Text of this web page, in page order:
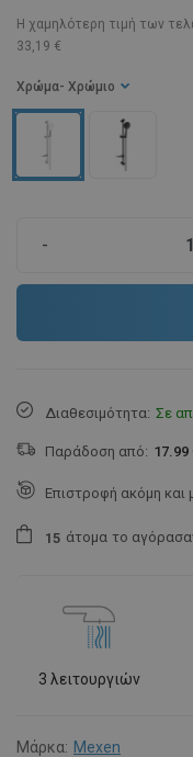
Η χαμηλότερη τιμή των
33,19 €
Χρώμα - Χρώμιο
-
Διαθεσιμότητα: Σε
Παράδοση από: 17.99
Επιστροφή ακόμη και
1 5 άτομα το
3 λειτουργιών
Μάρκα: Mexen